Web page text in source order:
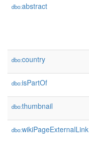
dbo:abstract
dbo:country
dbo:isPartOf
dbo:thumbnail
dbo:wikiPageExternalLink